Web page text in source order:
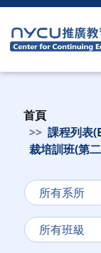
首頁
課程列表
裁培訓班(第